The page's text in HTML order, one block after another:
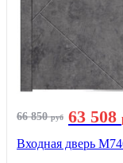
66 850руб 63 508
Входная дверь